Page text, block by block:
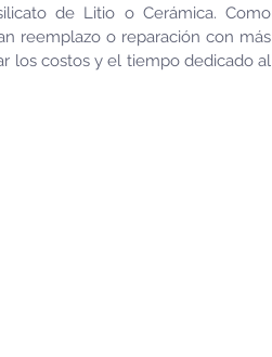
de Litio o Cerámica. Como
reemplazo o reparación con más
los costos y el tiempo dedicado al